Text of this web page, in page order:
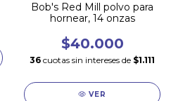
Bob's Red Mill polvo para
hornear, 14 onzas
$40.000
36 cuotas sin intereses de $1.111
VER